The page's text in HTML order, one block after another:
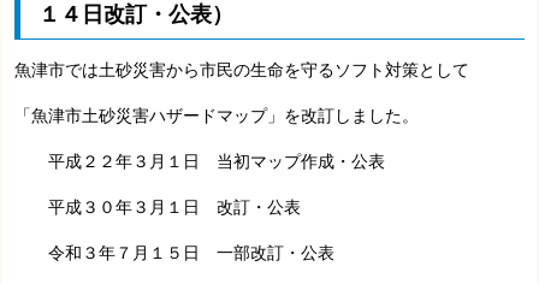
１４日改訂・公表）
魚津市では土砂災害から市民の生命を守るソフト対策として
「魚津市土砂災害ハザードマップ」を改訂しました。
平成２２年３月１日 当初マップ作成・公表
平成３０年３月１日 改訂・公表
令和３年７月１５日 一部改訂・公表